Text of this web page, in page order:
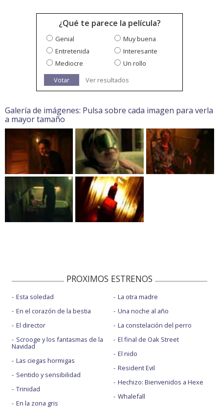
¿Qué te parece la película?
Genial
Muy buena
Entretenida
Interesante
Mediocre
Un rollo
Votar
Ver resultados
Galería de imágenes: Pulsa sobre cada imagen para verla
a mayor tamaño
PROXIMOS ESTRENOS
Esta soledad
En el corazón de la bestia
El director
Scrooge y los fantasmas de la
Navidad
Las ciegas hormigas
Sentido y sensibilidad
Trinidad
En la zona gris
La otra madre
Una noche al año
La constelación del perro
El final de Oak Street
El nido
Resident Evil
Hechizo: Bienvenidos a Hexe
Whalefall